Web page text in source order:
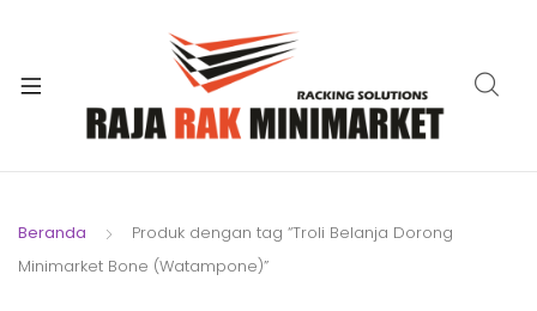
Beranda
Produk dengan tag “Troli Belanja Dorong
Minimarket Bone (Watampone)”